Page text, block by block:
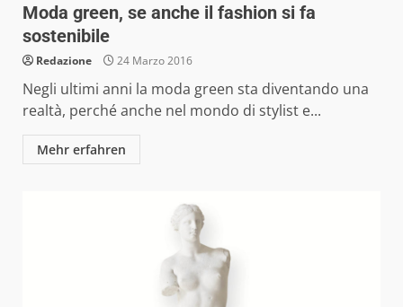
Moda green, se anche il fashion si fa
sostenibile
Redazione 24 Marzo 2016
Negli ultimi anni la moda green sta diventando una
realtà, perché anche nel mondo di stylist e...
Mehr erfahren